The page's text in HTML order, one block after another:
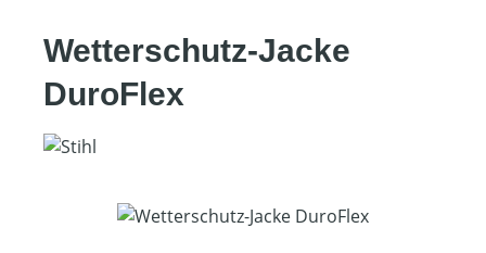
Wetterschutz-Jacke
DuroFlex
Bildergalerie überspringen